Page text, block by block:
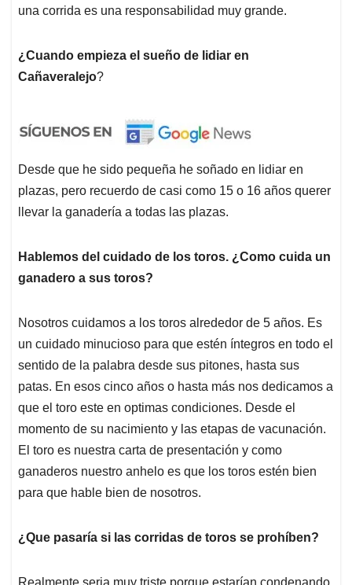
una corrida es una responsabilidad muy grande.
¿Cuando empieza el sueño de lidiar en
Cañaveralejo?
Desde que he sido pequeña he soñado en lidiar en
plazas, pero recuerdo de casi como 15 o 16 años querer
llevar la ganadería a todas las plazas.
Hablemos del cuidado de los toros. ¿Como cuida un
ganadero a sus toros?
Nosotros cuidamos a los toros alrededor de 5 años. Es
un cuidado minucioso para que estén íntegros en todo el
sentido de la palabra desde sus pitones, hasta sus
patas. En esos cinco años o hasta más nos dedicamos a
que el toro este en optimas condiciones. Desde el
momento de su nacimiento y las etapas de vacunación.
El toro es nuestra carta de presentación y como
ganaderos nuestro anhelo es que los toros estén bien
para que hable bien de nosotros.
¿Que pasaría si las corridas de toros se prohíben?